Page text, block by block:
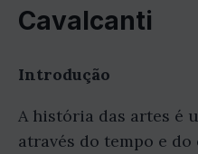
Cavalcanti
Introdução
A história das artes é
através do tempo e